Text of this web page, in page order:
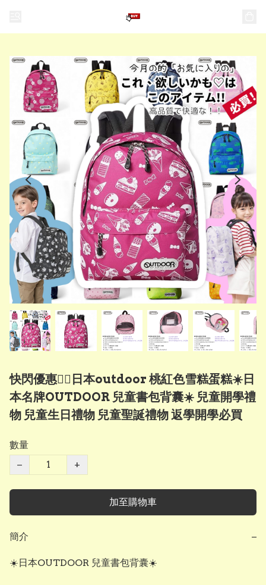
快閃優惠❤️‍🔥日本outdoor 桃紅色雪糕蛋糕☀️日
本名牌OUTDOOR 兒童書包背囊☀️ 兒童開學禮
物 兒童生日禮物 兒童聖誕禮物 返學開學必買
數量
−
+
加至購物車
簡介 −
☀️日本OUTDOOR 兒童書包背囊☀️